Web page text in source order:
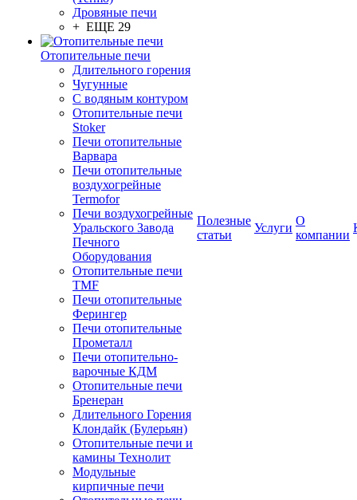
Дровяные печи
+ ЕЩЕ 29
Отопительные печи
Длительного горения
Чугунные
C водяным контуром
Отопительные печи
Stoker
Печи отопительные
Варвара
Печи отопительные
воздухогрейные
Termofor
Печи воздухогрейные
Уральского Завода
Печного
Оборудования
Отопительные печи
TMF
Печи отопительные
Ферингер
Печи отопительные
Прометалл
Печи отопительно-
варочные КДМ
Отопительные печи
Бренеран
Длительного Горения
Клондайк (Булерьян)
Отопительные печи и
камины Технолит
Модульные
кирпичные печи
Полезные
статьи
Услуги
О
компании